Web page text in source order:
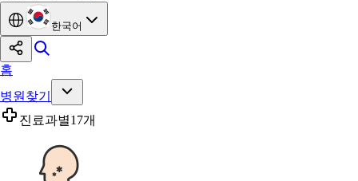
한국어
홈
병원찾기
진료과별17개